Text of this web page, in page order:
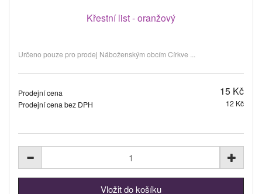
Křestní list - oranžový
Určeno pouze pro prodej Náboženským obcím Církve ...
Prodejní cena 15 Kč
Prodejní cena bez DPH 12 Kč